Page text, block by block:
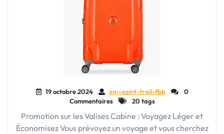
19 octobre 2024 xn--saint-trail-fbb
0
Commentaires
20 tags
Promotion sur les Valises Cabine : Voyagez Léger et
Économisez Vous prévoyez un voyage et vous cherchez